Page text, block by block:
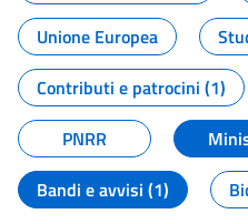
Unione Europea
Contributi e patrocini (1)
PNRR
Bandi e avvisi (1)